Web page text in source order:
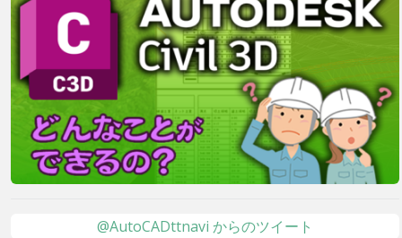
@AutoCADttnavi からのツイート